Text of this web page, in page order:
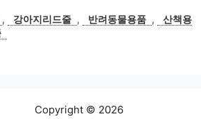
, 강아지리드줄 , 반려동물용품 ,
산책용
Copyright © 2026